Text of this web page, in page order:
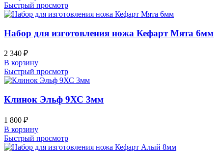
Быстрый просмотр
Набор для изготовления ножа Кефарт Мята 6мм
2 340 ₽
В корзину
Быстрый просмотр
Клинок Эльф 9ХС 3мм
1 800 ₽
В корзину
Быстрый просмотр